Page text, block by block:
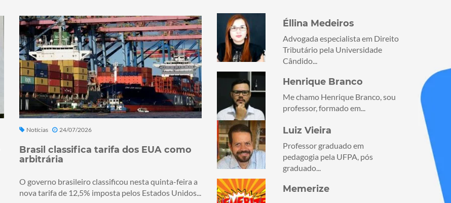
Notícias 24/07/2026
Brasil classifica tarifa dos EUA como
arbitrária
O governo brasileiro classificou nesta quinta-feira a
nova tarifa de 12,5% imposta pelos Estados Unidos...
Éllina Medeiros
Advogada especialista em Direito
Tributário pela Universidade
Cândido...
Henrique Branco
Me chamo Henrique Branco, sou
professor, formado em...
Luiz Vieira
Professor graduado em
pedagogia pela UFPA, pós
graduado...
Memerize